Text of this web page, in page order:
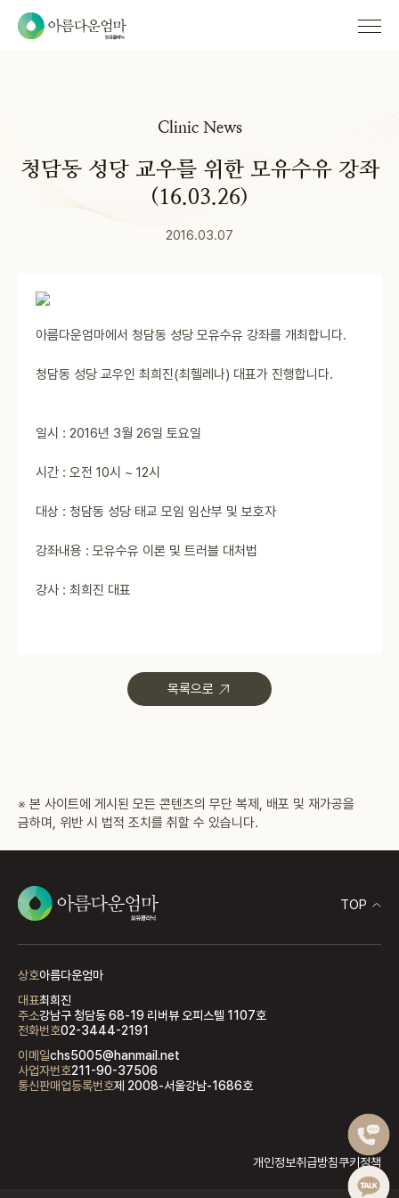
Clinic News
청담동 성당 교우를 위한 모유수유 강좌
(16.03.26)
2016.03.07
아름다운엄마에서 청담동 성당 모유수유 강좌를 개최합니다.
청담동 성당 교우인 최희진(최헬레나) 대표가 진행합니다.
일시 : 2016년 3월 26일 토요일
시간 : 오전 10시 ~ 12시
대상 : 청담동 성당 태교 모임 임산부 및 보호자
강좌내용 : 모유수유 이론 및 트러블 대처법
강사 : 최희진 대표
목록으로
※ 본 사이트에 게시된 모든 콘텐츠의 무단 복제, 배포 및 재가공을
금하며, 위반 시 법적 조치를 취할 수 있습니다.
TOP
상호아름다운엄마
대표최희진
주소강남구 청담동 68-19 리버뷰 오피스텔 1107호
전화번호02-3444-2191
이메일chs5005@hanmail.net
사업자번호211-90-37506
통신판매업등록번호제 2008-서울강남-1686호
개인정보취급방침쿠키정책